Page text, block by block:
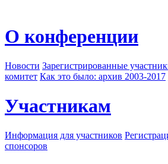
О конференции
Новости Зарегистрированные
комитет Как это было: архив 2003-2017
Участникам
Информация для участников
спонсоров